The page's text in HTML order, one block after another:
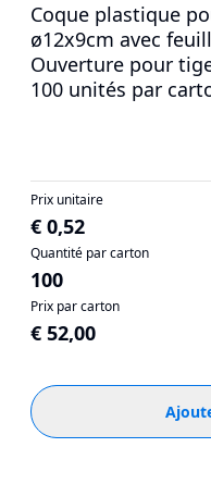
Coque plastique
ø12x9cm avec
Ouverture pour
100 unités par
Prix unitaire
€ 0,52
Quantité par carton
100
Prix par carton
€ 52,00